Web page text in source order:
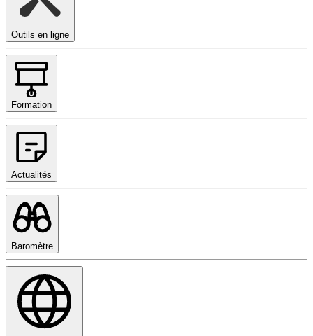
Outils en ligne
Formation
Actualités
Baromètre